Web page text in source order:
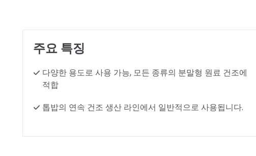
주요 특징
다양한 용도로 사용 가능, 모든 종류의 분말형 원료 건조에
적합
톱밥의 연속 건조 생산 라인에서 일반적으로 사용됩니다.